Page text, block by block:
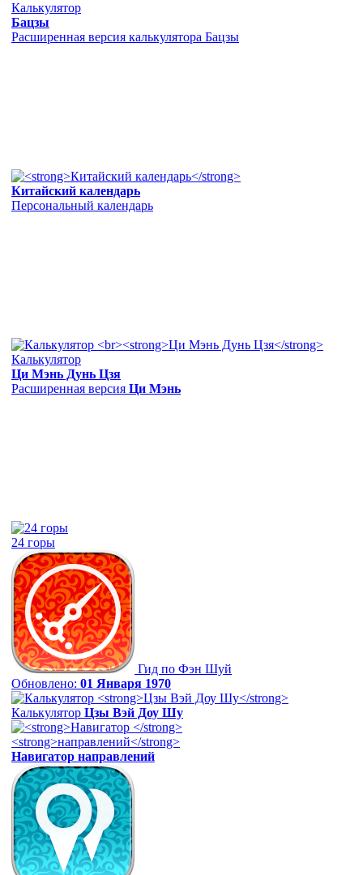
Калькулятор
Бацзы
Расширенная версия калькулятора Бацзы
Китайский календарь
Персональный календарь
Калькулятор
Ци Мэнь Дунь Цзя
Расширенная версия Ци Мэнь
24 горы
Гид по Фэн Шуй
Обновлено: 01 Января 1970
Калькулятор Цзы Вэй Доу Шу
Навигатор направлений